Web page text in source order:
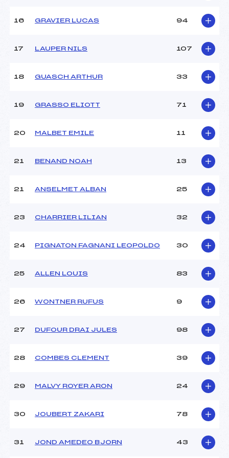
U16
16 GRAVIER LUCAS 94
17 LAUPER NILS 107
18 GUASCH ARTHUR 33
19 GRASSO ELIOTT 71
20 MALBET EMILE 11
21 BENAND NOAH 13
21 ANSELMET ALBAN 25
23 CHARRIER LILIAN 32
24 PIGNATON FAGNANI LEOPOLDO 30
25 ALLEN LOUIS 83
26 WONTNER RUFUS 9
27 DUFOUR DRAI JULES 98
28 COMBES CLEMENT 39
29 MALVY ROYER ARON 24
30 JOUBERT ZAKARI 78
31 JOND AMEDEO BJORN 43